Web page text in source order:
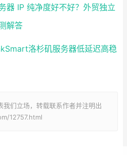
器 IP 纯净度好不好？外贸独立
解答
洛杉矶服务器低延迟高稳
我们立场，转载联系作者并注明出
12757.html